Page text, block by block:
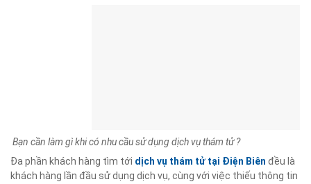
Bạn cần làm gì khi có nhu cầu sử dụng dịch vụ thám tử ?
Đa phần khách hàng tìm tới dịch vụ thám tử tại Điện Biên đều là
khách hàng lần đầu sử dụng dịch vụ, cùng với việc thiếu thông tin